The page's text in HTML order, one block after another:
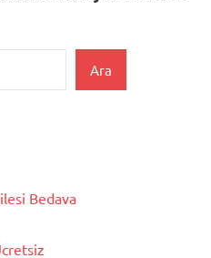
Ara
Bedava